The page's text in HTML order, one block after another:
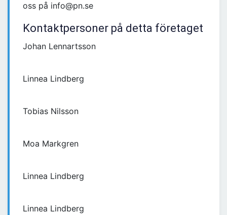
oss på info@pn.se
Kontaktpersoner på detta företaget
Johan Lennartsson
Linnea Lindberg
Tobias Nilsson
Moa Markgren
Linnea Lindberg
Linnea Lindberg